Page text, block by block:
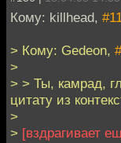
Кому: killhead,
> Кому: Gedeon,
>
> > Ты, камрад,
цитату из
>
> [вздрагивает